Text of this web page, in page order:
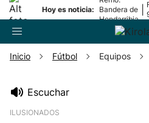
Hoy es noticia:
Bandera de
Hondarribia
Inicio Fútbol Equipos
Escuchar
ILUSIONADOS